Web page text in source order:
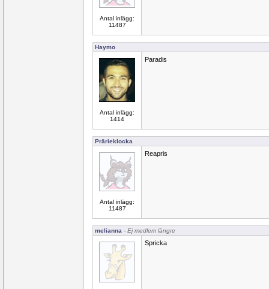
Antal inlägg:
11487
Haymo
Antal inlägg:
1414
Paradis
Prärieklocka
Antal inlägg:
11487
Reapris
melianna - Ej medlem längre
Spricka